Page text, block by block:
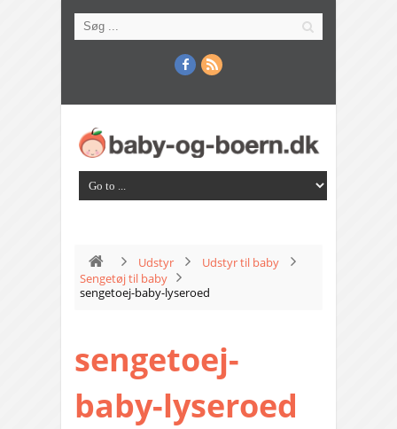
Udstyr
Udstyr til baby
Sengetøj til baby
sengetoej-baby-lyseroed
sengetoej-
baby-lyseroed